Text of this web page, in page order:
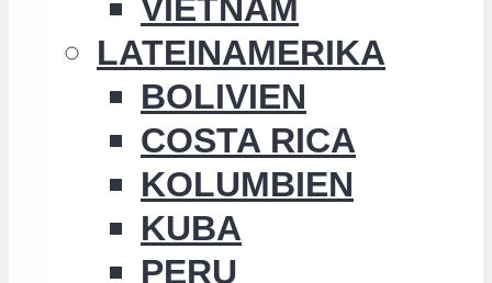
VIETNAM
LATEINAMERIKA
BOLIVIEN
COSTA RICA
KOLUMBIEN
KUBA
PERU